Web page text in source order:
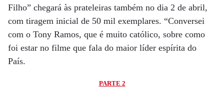
Filho” chegará às prateleiras também no dia 2 de abril,
com tiragem inicial de 50 mil exemplares. “Conversei
com o Tony Ramos, que é muito católico, sobre como
foi estar no filme que fala do maior líder espírita do
País.
PARTE 2